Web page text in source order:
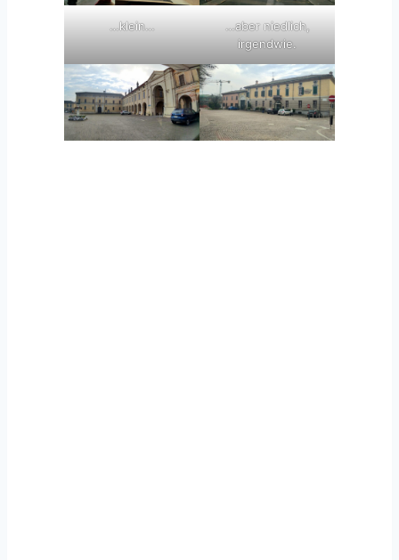
…klein…
…aber niedlich,
irgendwie.